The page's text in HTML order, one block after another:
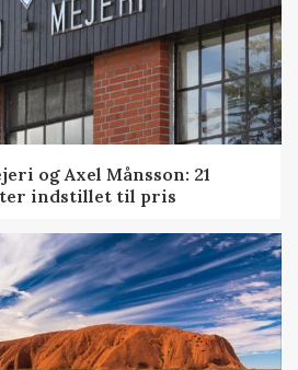
og Axel Månsson: 21
indstillet til pris